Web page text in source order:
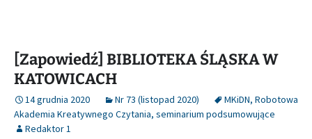
[Zapowiedź] BIBLIOTEKA ŚLĄSKA W
KATOWICACH
14 grudnia 2020 Nr 73 (listopad 2020) MKiDN, Robotowa
Akademia Kreatywnego Czytania, seminarium podsumowujące
Redaktor 1